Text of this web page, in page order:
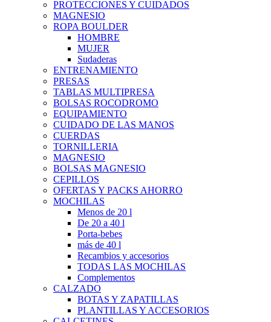
PROTECCIONES Y CUIDADOS
MAGNESIO
ROPA BOULDER
HOMBRE
MUJER
Sudaderas
ENTRENAMIENTO
PRESAS
TABLAS MULTIPRESA
BOLSAS ROCODROMO
EQUIPAMIENTO
CUIDADO DE LAS MANOS
CUERDAS
TORNILLERIA
MAGNESIO
BOLSAS MAGNESIO
CEPILLOS
OFERTAS Y PACKS AHORRO
MOCHILAS
Menos de 20 l
De 20 a 40 l
Porta-bebes
más de 40 l
Recambios y accesorios
TODAS LAS MOCHILAS
Complementos
CALZADO
BOTAS Y ZAPATILLAS
PLANTILLAS Y ACCESORIOS